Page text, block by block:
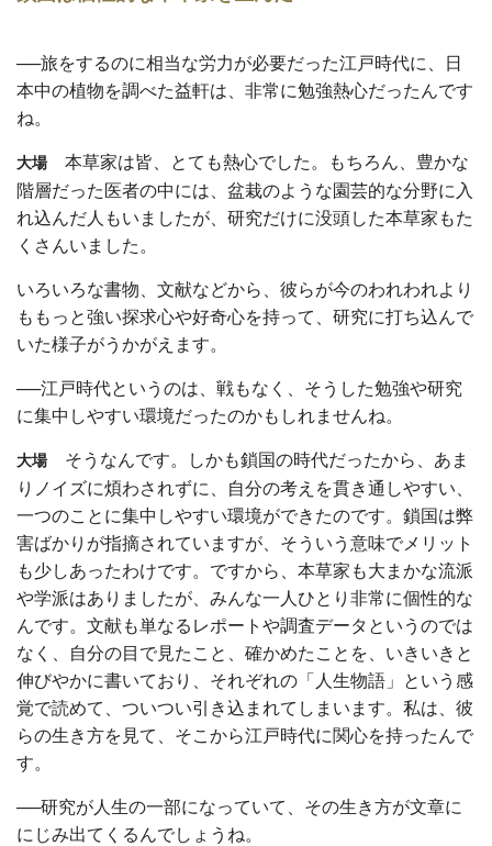
──旅をするのに相当な労力が必要だった江戸時代に、日
本中の植物を調べた益軒は、非常に勉強熱心だったんです
ね。
大場本草家は皆、とても熱心でした。もちろん、豊かな
階層だった医者の中には、盆栽のような園芸的な分野に入
れ込んだ人もいましたが、研究だけに没頭した本草家もた
くさんいました。
いろいろな書物、文献などから、彼らが今のわれわれより
ももっと強い探求心や好奇心を持って、研究に打ち込んで
いた様子がうかがえます。
──江戸時代というのは、戦もなく、そうした勉強や研究
に集中しやすい環境だったのかもしれませんね。
大場そうなんです。しかも鎖国の時代だったから、あま
りノイズに煩わされずに、自分の考えを貫き通しやすい、
一つのことに集中しやすい環境ができたのです。鎖国は弊
害ばかりが指摘されていますが、そういう意味でメリット
も少しあったわけです。ですから、本草家も大まかな流派
や学派はありましたが、みんな一人ひとり非常に個性的な
んです。文献も単なるレポートや調査データというのでは
なく、自分の目で見たこと、確かめたことを、いきいきと
伸びやかに書いており、それぞれの「人生物語」という感
覚で読めて、ついつい引き込まれてしまいます。私は、彼
らの生き方を見て、そこから江戸時代に関心を持ったんで
す。
──研究が人生の一部になっていて、その生き方が文章に
にじみ出てくるんでしょうね。